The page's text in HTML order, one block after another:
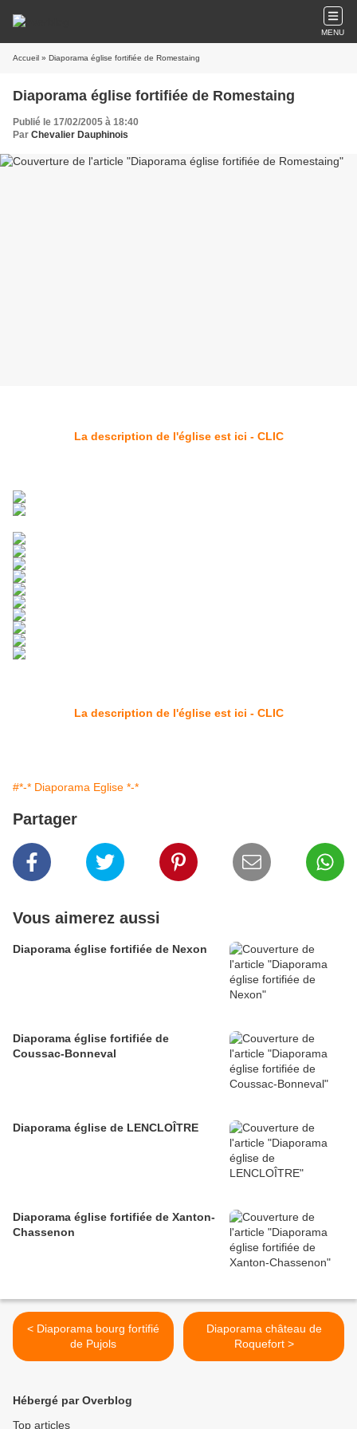
MENU
Accueil » Diaporama église fortifiée de Romestaing
Diaporama église fortifiée de Romestaing
Publié le 17/02/2005 à 18:40
Par Chevalier Dauphinois
La description de l'église est ici - CLIC
La description de l'église est ici - CLIC
#*-* Diaporama Eglise *-*
Partager
Vous aimerez aussi
Diaporama église fortifiée de Nexon
Diaporama église fortifiée de
Coussac-Bonneval
Diaporama église de LENCLOÎTRE
Diaporama église fortifiée de Xanton-
Chassenon
< Diaporama bourg fortifié
de Pujols
Diaporama château de
Roquefort >
Hébergé par Overblog
Top articles